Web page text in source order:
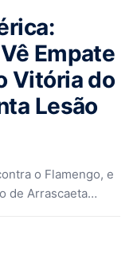
Empate
Vitória do
Lesão
o Flamengo, e
de Arrascaeta